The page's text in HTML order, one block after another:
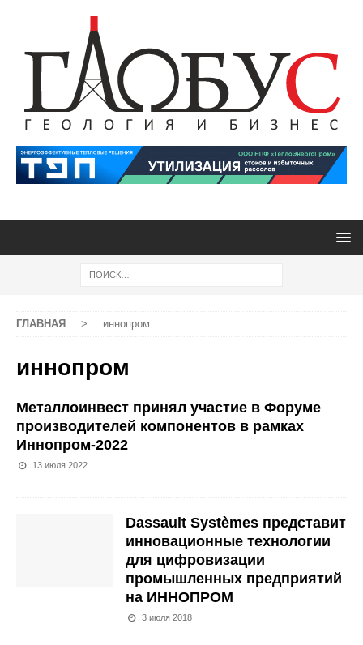
ГЛАВНАЯ > иннопром
иннопром
Металлоинвест принял участие в Форуме
производителей компонентов в рамках
Иннопром-2022
13 июля 2022
Dassault Systèmes представит
инновационные технологии
для цифровизации
промышленных предприятий
на ИННОПРОМ
3 июля 2018